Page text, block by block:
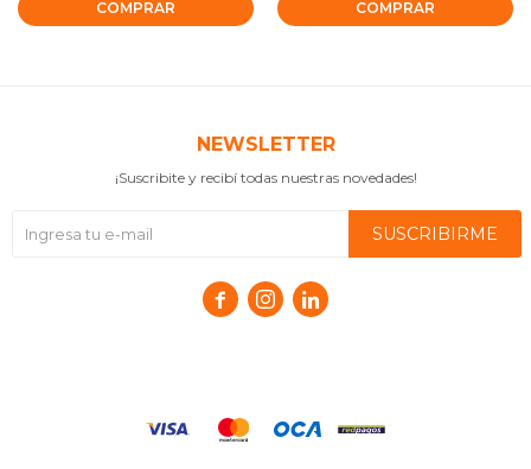
NEWSLETTER
¡Suscribite y recibí todas nuestras novedades!
SUSCRIBIRME
  